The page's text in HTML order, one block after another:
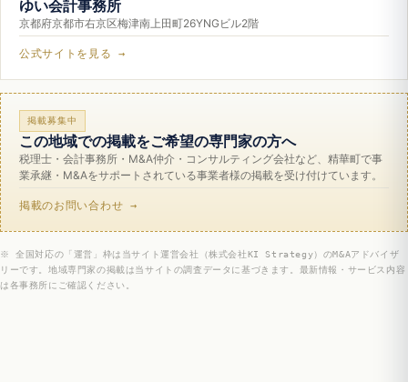
ゆい会計事務所
京都府京都市右京区梅津南上田町26YNGビル2階
公式サイトを見る →
掲載募集中
この地域での掲載をご希望の専門家の方へ
税理士・会計事務所・M&A仲介・コンサルティング会社など、精華町で事
業承継・M&Aをサポートされている事業者様の掲載を受け付けています。
掲載のお問い合わせ →
※ 全国対応の「運営」枠は当サイト運営会社（株式会社KI Strategy）のM&Aアドバイザ
リーです。地域専門家の掲載は当サイトの調査データに基づきます。最新情報・サービス内容
は各事務所にご確認ください。